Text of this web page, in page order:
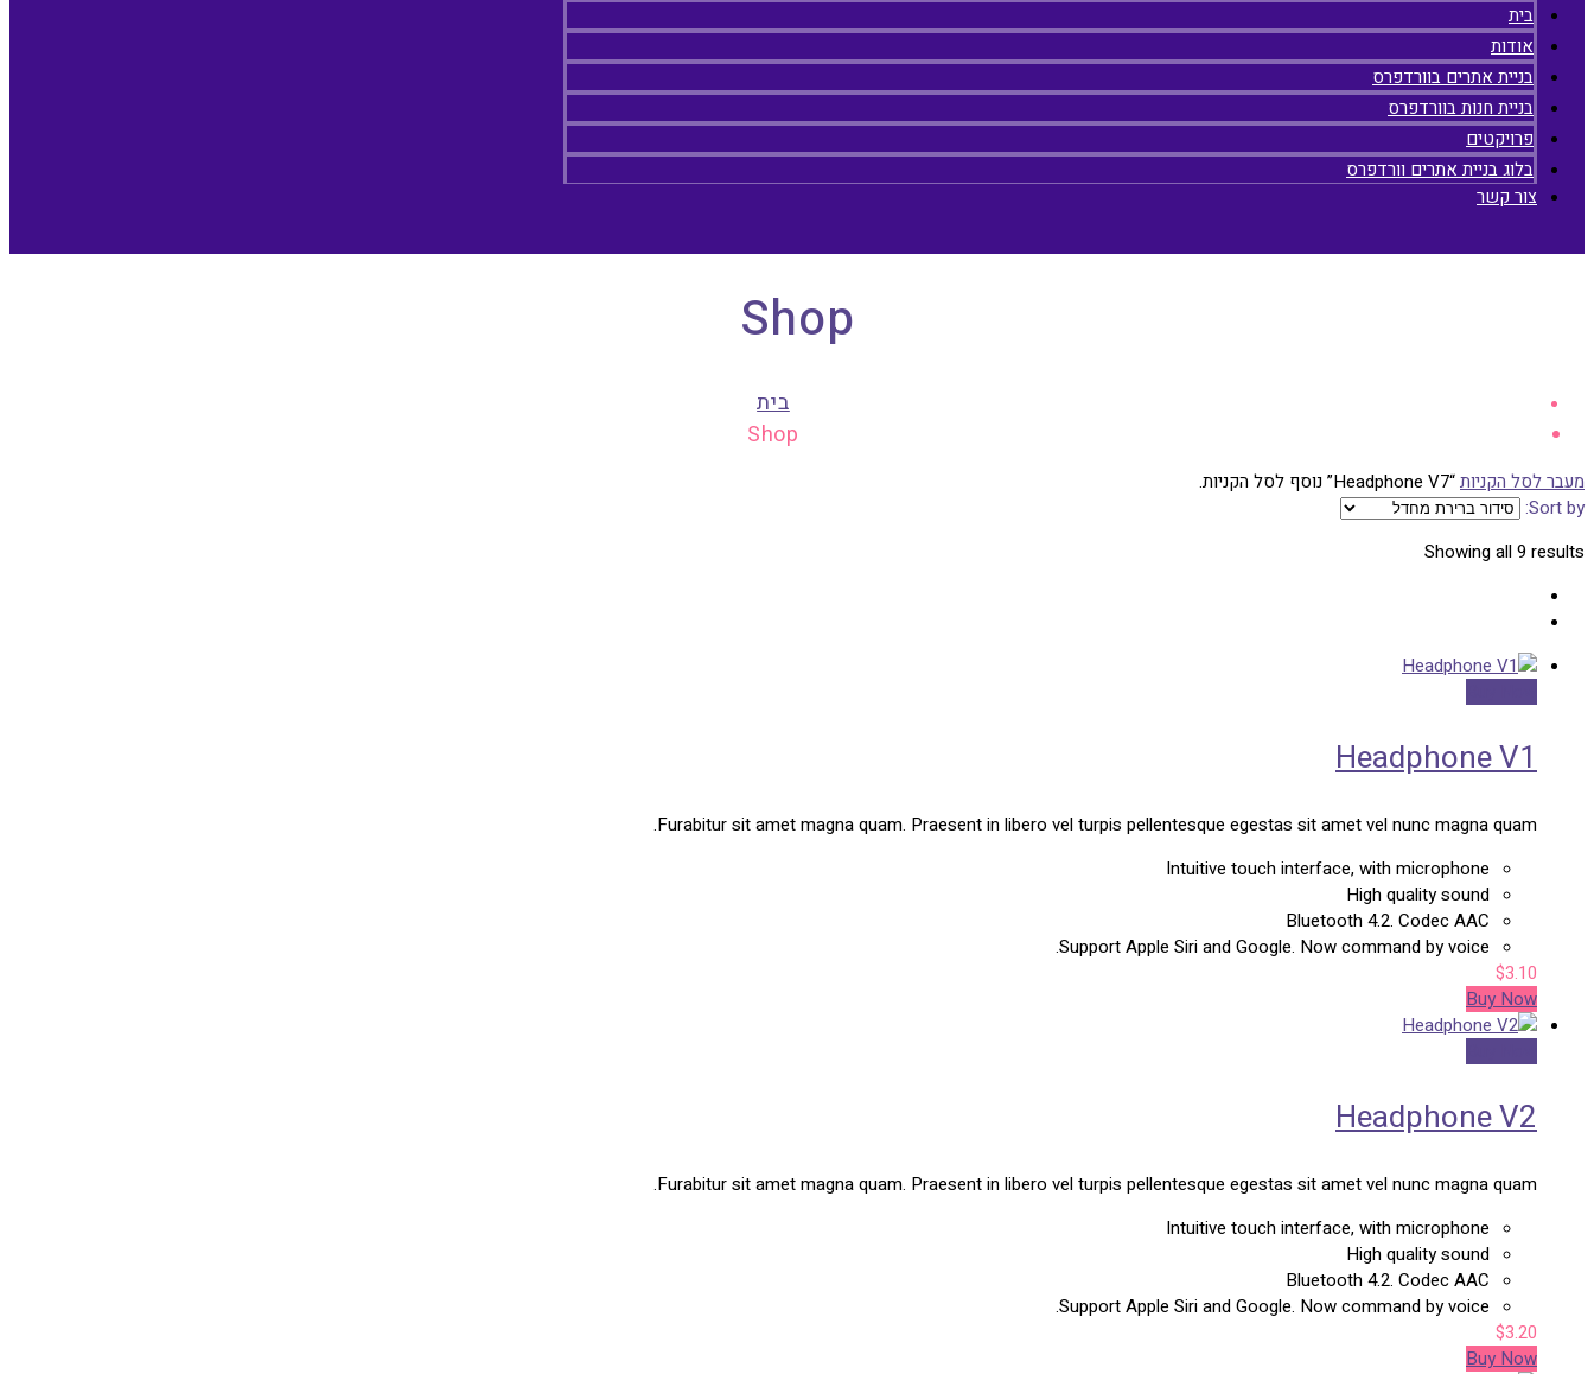
בית
אודות
בניית אתרים בוורדפרס
בניית חנות בוורדפרס
פרויקטים
בלוג בניית אתרים וורדפרס
צור קשר
Shop
בית
Shop
מעבר לסל הקניות“Headphone V7” נוסף לסל הקניות.
Sort by:
Showing all 9 results
Headphone V1
Furabitur sit amet magna quam. Praesent in libero vel turpis pellentesque egestas sit amet vel nunc magna quam.
Intuitive touch interface, with microphone
High quality sound
Bluetooth 4.2. Codec AAC
Support Apple Siri and Google. Now command by voice.
$3.10
Buy Now
Headphone V2
Furabitur sit amet magna quam. Praesent in libero vel turpis pellentesque egestas sit amet vel nunc magna quam.
Intuitive touch interface, with microphone
High quality sound
Bluetooth 4.2. Codec AAC
Support Apple Siri and Google. Now command by voice.
$3.20
Buy Now